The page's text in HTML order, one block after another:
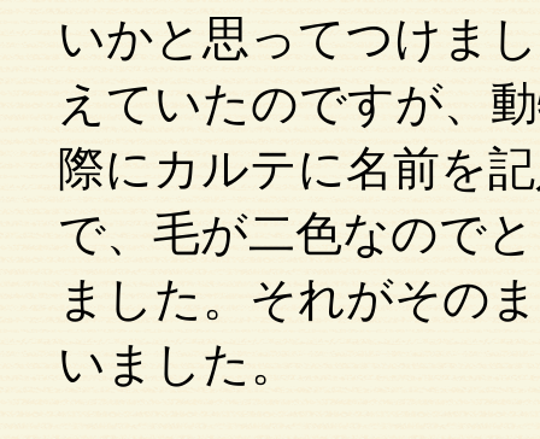
いかと思ってつけま
えていたのですが、
際にカルテに名前を
で、毛が二色なので
ました。それがその
いました。